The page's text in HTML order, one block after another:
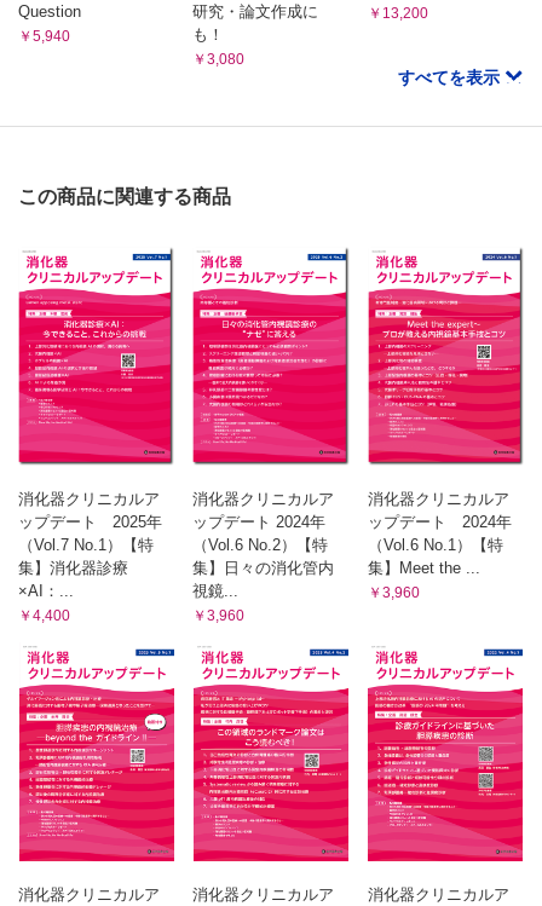
斗南病院消化器内科 住吉 徹哉
クローズアップ！ メディカルスタッフ！
病理技師・細胞検査士の働き
Question
￥5,940
研究・論文作成に
も！
￥3,080
￥13,200
すべてを表示
この商品に関連する商品
消化器クリニカルア
ップデート 2025年
（Vol.7 No.1）【特
集】消化器診療
×AI：...
￥4,400
消化器クリニカルア
ップデート 2024年
（Vol.6 No.2）【特
集】日々の消化管内
視鏡...
￥3,960
消化器クリニカルア
ップデート 2024年
（Vol.6 No.1）【特
集】Meet the ...
￥3,960
消化器クリニカルア
消化器クリニカルア
消化器クリニカルア